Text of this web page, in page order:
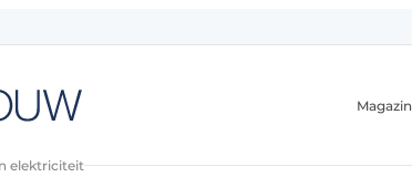
elektriciteit